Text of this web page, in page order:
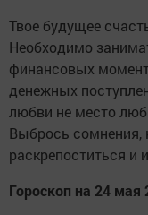
Твое будущее
Необходимо
финансовых
денежных
любви не место
Выбрось
раскрепоститься
Гороскоп на 24 мая